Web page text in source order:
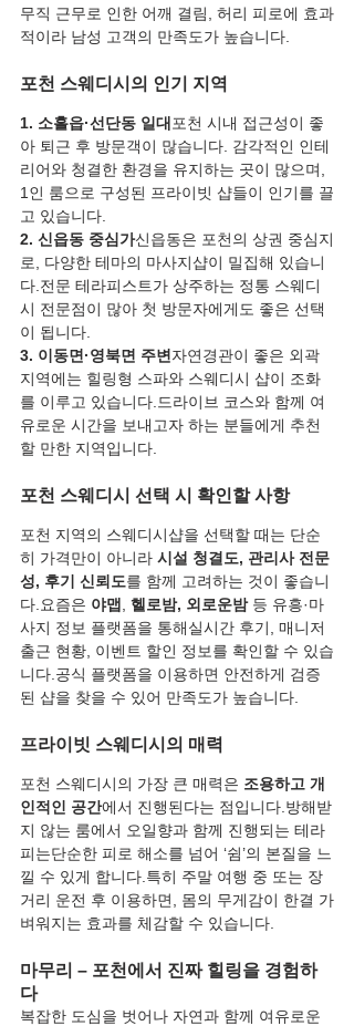
무직 근무로 인한 어깨 결림, 허리 피로에 효과
적이라 남성 고객의 만족도가 높습니다.
포천 스웨디시의 인기 지역
1. 소흘읍·선단동 일대 포천 시내 접근성이 좋
아 퇴근 후 방문객이 많습니다. 감각적인 인테
리어와 청결한 환경을 유지하는 곳이 많으며,
1인 룸으로 구성된 프라이빗 샵들이 인기를 끌
고 있습니다.
2. 신읍동 중심가신읍동은 포천의 상권 중심지
로, 다양한 테마의 마사지샵이 밀집해 있습니
다.전문 테라피스트가 상주하는 정통 스웨디
시 전문점이 많아 첫 방문자에게도 좋은 선택
이 됩니다.
3. 이동면·영북면 주변 자연경관이 좋은 외곽
지역에는 힐링형 스파와 스웨디시 샵이 조화
를 이루고 있습니다.드라이브 코스와 함께 여
유로운 시간을 보내고자 하는 분들에게 추천
할 만한 지역입니다.
포천 스웨디시 선택 시 확인할 사항
포천 지역의 스웨디시샵을 선택할 때는 단순
히 가격만이 아니라 시설 청결도, 관리사 전문
성, 후기 신뢰도를 함께 고려하는 것이 좋습니
다.요즘은 야맵 헬로밤, 외로운밤 등 유흥·마
사지 정보 플랫폼을 통해실시간 후기, 매니저
출근 현황, 이벤트 할인 정보를 확인할 수 있습
니다.공식 플랫폼을 이용하면 안전하게 검증
된 샵을 찾을 수 있어 만족도가 높습니다.
프라이빗 스웨디시의 매력
포천 스웨디시의 가장 큰 매력은 조용하고 개
인적인 공간에서 진행된다는 점입니다.방해받
지 않는 룸에서 오일향과 함께 진행되는 테라
피는단순한 피로 해소를 넘어 ‘쉼’의 본질을 느
낄 수 있게 합니다.특히 주말 여행 중 또는 장
거리 운전 후 이용하면, 몸의 무게감이 한결 가
벼워지는 효과를 체감할 수 있습니다.
마무리 – 포천에서 진짜 힐링을 경험하
다
복잡한 도심을 벗어나 자연과 함께 여유로운